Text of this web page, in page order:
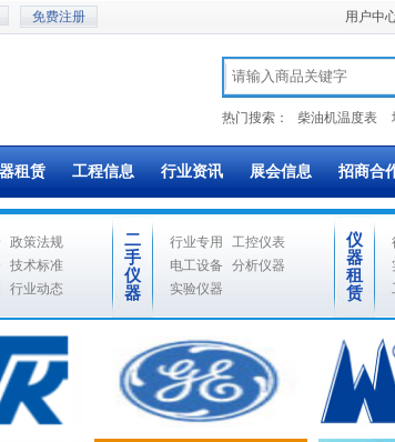
免费注册 用户中
热门搜索： 柴油机温度表
租赁 工程信息 行业资讯 展会信息 招商合
政策法规
技术标准
行业动态
二
手
仪
器
行业专用
工控仪表
电工设备
分析仪器
实验仪器
仪
器
租
赁